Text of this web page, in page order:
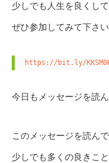
少しでも人生を良くし
ぜひ参加してみて下さい
https://bit.ly/
今日もメッセージを読
このメッセージを読ん
少しでも多くの良きこ